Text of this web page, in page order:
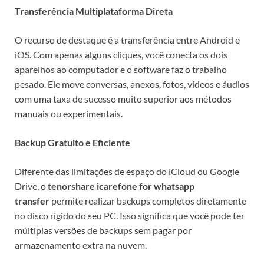
Transferência Multiplataforma Direta
O recurso de destaque é a transferência entre Android e
iOS. Com apenas alguns cliques, você conecta os dois
aparelhos ao computador e o software faz o trabalho
pesado. Ele move conversas, anexos, fotos, vídeos e áudios
com uma taxa de sucesso muito superior aos métodos
manuais ou experimentais.
Backup Gratuito e Eficiente
Diferente das limitações de espaço do iCloud ou Google
Drive, otenorshare icarefone for whatsapp
transfer permite realizar backups completos diretamente
no disco rígido do seu PC. Isso significa que você pode ter
múltiplas versões de backups sem pagar por
armazenamento extra na nuvem.